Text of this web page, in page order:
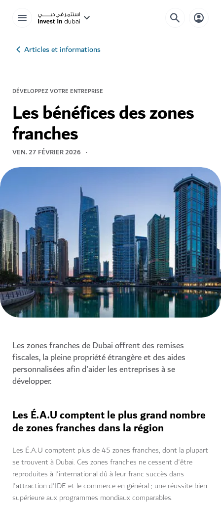
Articles et informations
DÉVELOPPEZ VOTRE ENTREPRISE
Les bénéfices des zones
franches
VEN. 27 FÉVRIER 2026
Les zones franches de Dubai offrent des remises
fiscales, la pleine propriété étrangère et des aides
personnalisées afin d'aider les entreprises à se
développer.
Les É.A.U comptent le plus grand nombre
de zones franches dans la région
Les É.A.U comptent plus de 45 zones franches, dont la plupart
se trouvent à Dubai. Ces zones franches ne cessent d'être
reproduites à l'international dû à leur franc succès dans
l'attraction d'IDE et le commerce en général ; une réussite bien
supérieure aux programmes mondiaux comparables.